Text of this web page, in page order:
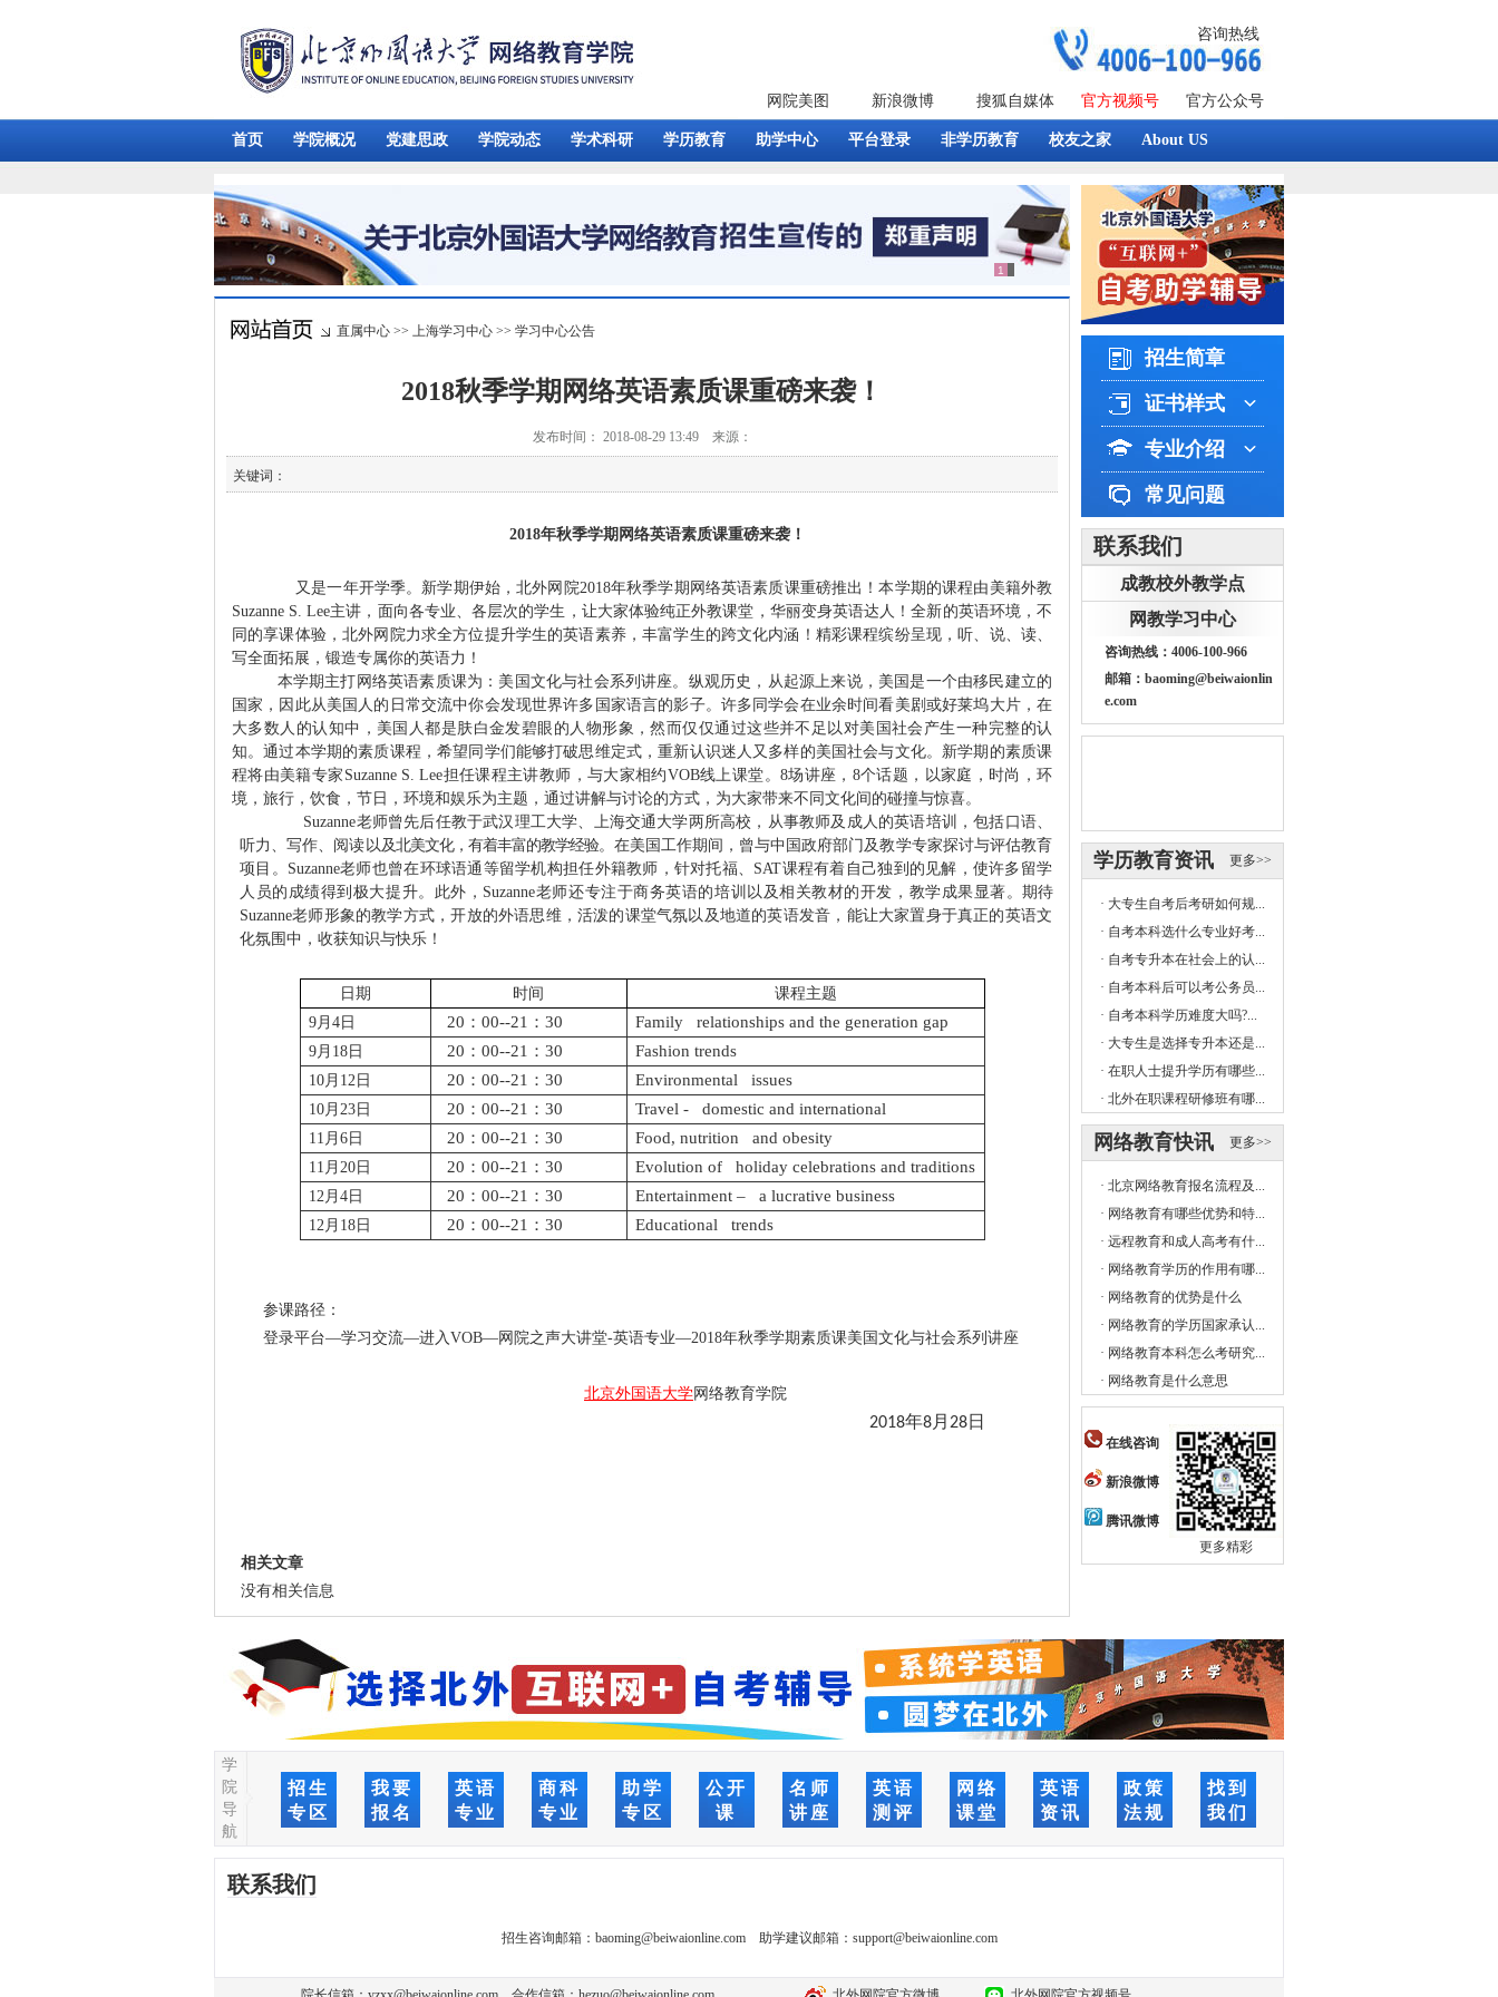
咨询热线
网院美图 新浪微博 搜狐自媒体 官方视频号 官方公众号
首页 学院概况 党建思政 学院动态 学术科研 学历教育 助学中心 平台登录 非学历教育 校友之家 About US
直属中心 >> 上海学习中心 >> 学习中心公告
2018秋季学期网络英语素质课重磅来袭！
发布时间： 2018-08-29 13:49 来源：
关键词：
2018年秋季学期 网络英语素质课重磅来袭！
又是一年开学季。新学期伊始，北外网院2018年秋季学期网络英语素质课重磅推出！本学期的课程由美籍外教
Suzanne S. Lee主讲， 面向各专业、各层次的学生，让大家体验纯正外教课堂，华丽变身英语达人！全新的英语环境，不
同的享课体验，北外网院力求全方位提升学生的英语素养，丰富学生的跨文化内涵！精彩课程缤纷呈现，听、说、读、
写全面拓展，锻造专属你的英语力！
本学期主打网络英语素质课为：美国文化与社会系列讲座。纵观历史，从起源上来说，美国是一个由移民建立的
国家，因此从美国人的日常交流中你会发现世界许多国家语言的影子。许多同学会在业余时间看美剧或好莱坞大片，在
大多数人的认知中，美国人都是肤白金发碧眼的人物形象，然而仅仅通过这些并不足以对美国社会产生一种完整的认
知。通过本学期的素质课程，希望同学们能够打破思维定式，重新认识迷人又多样的美国社会与文化。新学期的素质课
程将由美籍专家 Suzanne S. Lee担任课程主讲教师，与大家相约VOB线上课堂。8场讲座，8个话题，以家庭，时尚，环
境，旅行，饮食，节日，环境和娱乐为主题，通过讲解与讨论的方式，为大家带来不同文化间的碰撞与惊喜。
Suzanne老师曾先后任教于武汉理工大学、上海交通大学两所高校，从事教师及成人 的英语培训，包括 口语、
听力 、写作、阅读 以及北美文化，有着丰富的教学经验。 在美国工作期间，曾与中国政府部门及教学专家探讨与评估教育
项目。 Suzanne老师也曾在环球语通等留学机构担任外籍教师，针对托福、SAT课程有着自己独到的见解，使许多留学
人员的成绩得到极大提升。此外， Suzanne老师还专注于商务英语的培训以及相关教材的开发，教学成果显著。期待
Suzanne老师形象的教学方式，开放的外语思维，活泼的课堂气氛以及地道的英语发音，能让大家置身于真正的英语文
化氛围中，收获知识与快乐！
日期 时间
课程主题
9月4日 20 ： 00--21 ： 30 Family relationships and the generation gap
9月18日 20 ： 00--21 ： 30 Fashion trends
10月12日 20 ： 00--21 ： 30 Environmental issues
10月23日 20 ： 00--21 ： 30 Travel - domestic and international
11 月6日 20 ： 00--21 ： 30 Food, nutrition and obesity
11 月20日 20 ： 00--21 ： 30 Evolution of holiday celebrations and traditions
12月4日 20 ： 00--21 ： 30 Entertainment – a lucrative business
12月18日 20 ： 00--21 ： 30 Educational trends
参课路径：
登录平台—学习交流—进入VOB—网院之声大讲堂-英语专业—2018年秋季学期素质课美国文化与社会系列讲座
北京外国语大学网络教育学院
2018年8月 28日
相关文章
没有相关信息
招生简章
证书样式
专业介绍
常见问题
联系我们
成教校外教学点
网教学习中心
咨询热线：4006-100-966
邮箱：baoming@beiwaionlin
e.com
更多>>
学历教育资讯
· 大专生自考后考研如何规...
· 自考本科选什么专业好考...
· 自考专升本在社会上的认...
· 自考本科后可以考公务员...
· 自考本科学历难度大吗?...
· 大专生是选择专升本还是...
· 在职人士提升学历有哪些...
· 北外在职课程研修班有哪...
更多>>
网络教育快讯
· 北京网络教育报名流程及...
· 网络教育有哪些优势和特...
· 远程教育和成人高考有什...
· 网络教育学历的作用有哪...
· 网络教育的优势是什么
· 网络教育的学历国家承认...
· 网络教育本科怎么考研究...
· 网络教育是什么意思
在线咨询
新浪微博
腾讯微博
更多精彩
学
院
导
航
招生
专区
我要
报名
英语
专业
商科
专业
助学
专区
公开
课
名师
讲座
英语
测评
网络
课堂
英语
资讯
政策
法规
找到
我们
联系我们
招生咨询邮箱： baoming@beiwaionline.com助学建议邮箱： support@beiwaionline.com